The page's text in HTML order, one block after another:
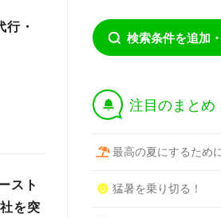
・
スト
を突
検索条件を追加
† 注目のまとめ
最高の夏にするため
猛暑を乗り切る！